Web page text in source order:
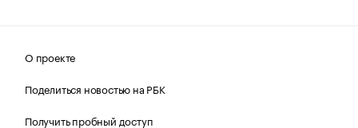
О проекте
Поделиться новостью на РБК
Получить пробный доступ